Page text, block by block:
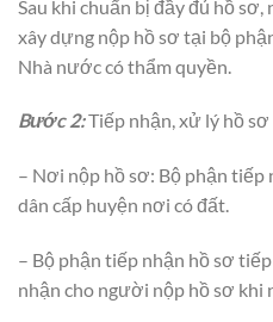
Sau khi chuẩn bị đầy đủ hồ
xây dựng nộp hồ sơ tại bộ
Nhà nước có thẩm quyền.
Bước 2:Tiếp nhận, xử lý hồ sơ
– Nơi nộp hồ sơ: Bộ phận tiếp
dân cấp huyện nơi có đất.
– Bộ phận tiếp nhận hồ sơ
nhận cho người nộp hồ sơ khi